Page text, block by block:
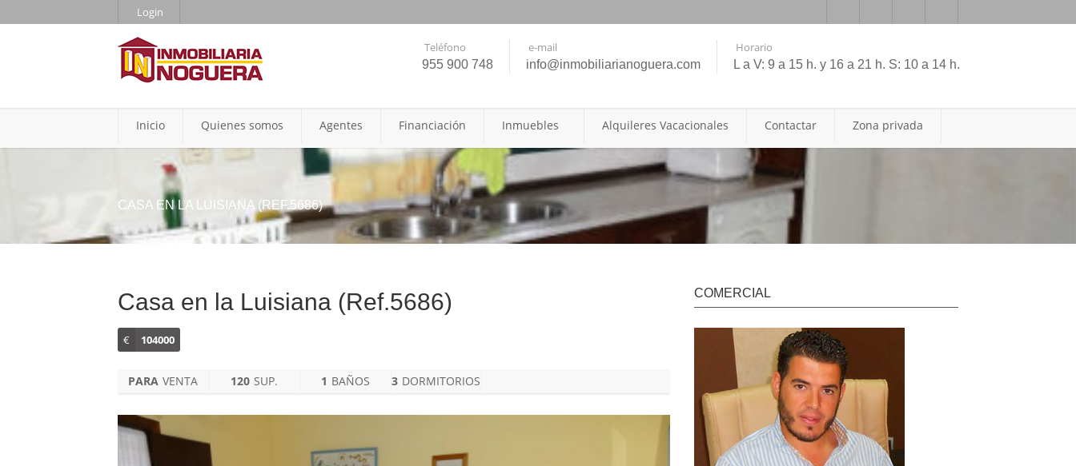
Login
Teléfono
955 900 748
e-mail
info@inmobiliarianoguera.com
Horario
L a V: 9 a 15 h. y 16 a 21 h. S: 10 a 14 h.
Inicio Quienes somos Agentes Financiación Inmuebles Alquileres Vacacionales Contactar Zona privada
CASA EN LA LUISIANA (REF.5686)
Casa en la Luisiana (Ref.5686)
€ 104000
PARA VENTA 120 SUP. 1 BAÑOS 3 DORMITORIOS
COMERCIAL